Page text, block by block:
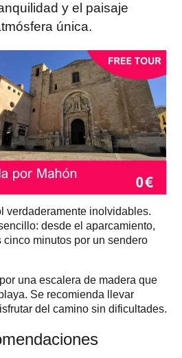
y el paisaje
única.
verdaderamente inolvidables.
desde el aparcamiento,
minutos por un sendero
una escalera de madera que
Se recomienda llevar
del camino sin dificultades.